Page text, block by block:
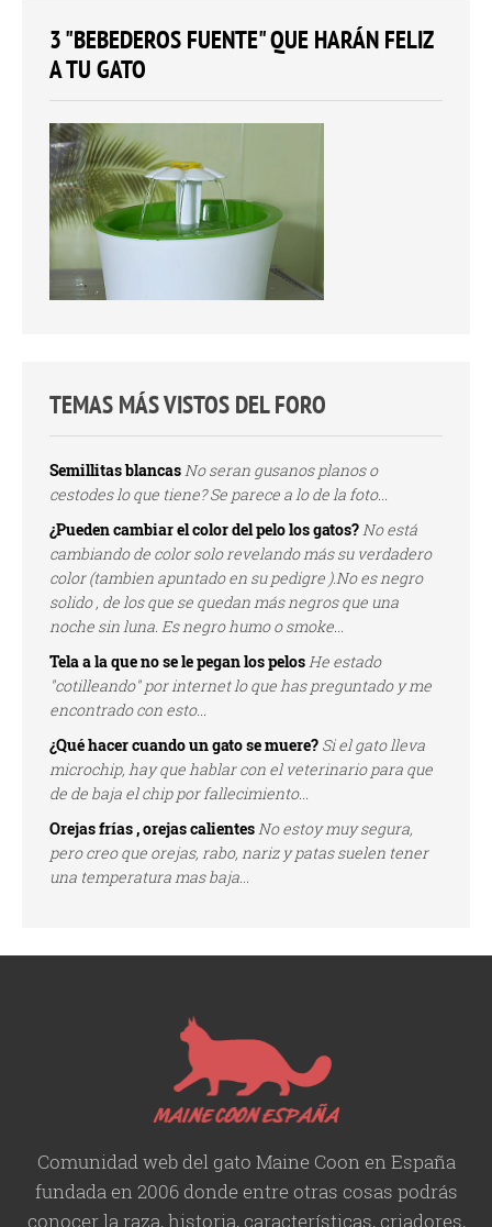
3 "BEBEDEROS FUENTE" QUE HARÁN FELIZ
A TU GATO
TEMAS MÁS VISTOS DEL FORO
Semillitas blancasNo seran gusanos planos o
cestodes lo que tiene? Se parece a lo de la foto...
¿Pueden cambiar el color del pelo los gatos?No está
cambiando de color solo revelando más su verdadero
color (tambien apuntado en su pedigre ).No es negro
solido , de los que se quedan más negros que una
noche sin luna. Es negro humo o smoke...
Tela a la que no se le pegan los pelosHe estado
"cotilleando" por internet lo que has preguntado y me
encontrado con esto...
¿Qué hacer cuando un gato se muere? Si el gato lleva
microchip, hay que hablar con el veterinario para que
de de baja el chip por fallecimiento...
Orejas frías , orejas calientesNo estoy muy segura,
pero creo que orejas, rabo, nariz y patas suelen tener
una temperatura mas baja...
Comunidad web del gato Maine Coon en España
fundada en 2006 donde entre otras cosas podrás
conocer la raza, historia,características, criadores,